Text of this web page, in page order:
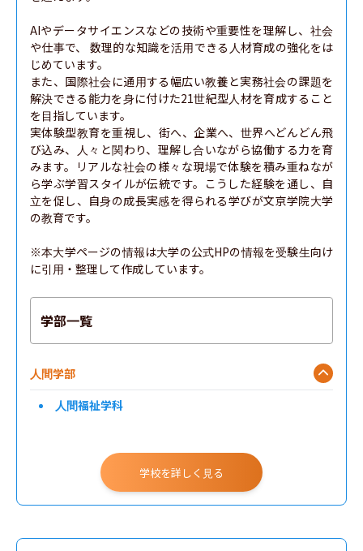
AIやデータサイエンスなどの技術や重要性を理解し、社会
や仕事で、 数理的な知識を活用できる人材育成の強化をは
じめています。
また、国際社会に通用する幅広い教養と実務社会の課題を
解決できる能力を身に付けた21世紀型人材を育成すること
を目指しています。
実体験型教育を重視し、街へ、企業へ、世界へどんどん飛
び込み、人々と関わり、理解し合いながら協働する力を育
みます。リアルな社会の様々な現場で体験を積み重ねなが
ら学ぶ学習スタイルが伝統です。こうした経験を通し、自
立を促し、自身の成長実感を得られる学びが文京学院大学
の教育です。
※本大学ページの情報は大学の公式HPの情報を受験生向け
に引用・整理して作成しています。
学部一覧
人間学部
人間福祉学科
学校を詳しく見る